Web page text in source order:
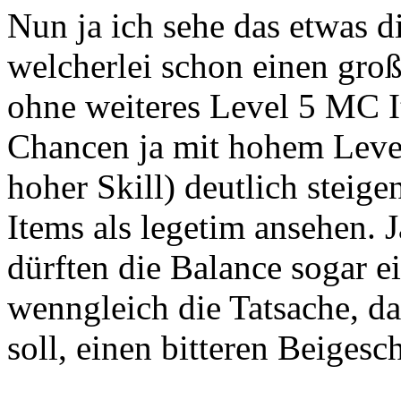
Nun ja ich sehe das etwas
welcherlei schon einen
ohne weiteres Level 5 MC
Chancen ja mit hohem
hoher Skill) deutlich
Items als legetim ansehen.
dürften die Balance sogar
wenngleich die Tatsache,
soll, einen bitteren